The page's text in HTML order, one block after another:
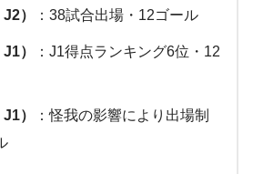
） ：38試合出場・12ゴール
）
：J1得点ランキング6位・12
）
：怪我の影響により出場制